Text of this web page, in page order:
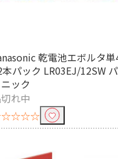
乾電池エボルタ
本パック LR03EJ/12SW
ック
れ中
単3電池
酸化銀
カメラ用電池